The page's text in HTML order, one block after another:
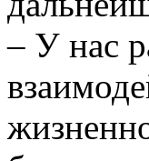
– У нас